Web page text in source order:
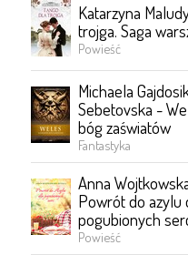
Katarzyna
trojga. Saga
Powieść
Michaela
Sebetovska -
bóg zaświatów
Fantastyka
Anna
Powrót do azylu
pogubionych
Powieść